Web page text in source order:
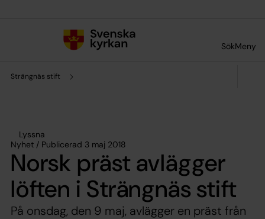
SökMeny
Strängnäs stift
Lyssna
Nyhet / Publicerad 3 maj 2018
Norsk präst avlägger
löften i Strängnäs stift
På onsdag, den 9 maj, avlägger en präst från